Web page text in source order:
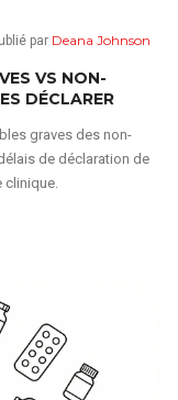
par Deana Johnson
VS NON-
DÉCLARER
graves des non-
de déclaration de
clinique.